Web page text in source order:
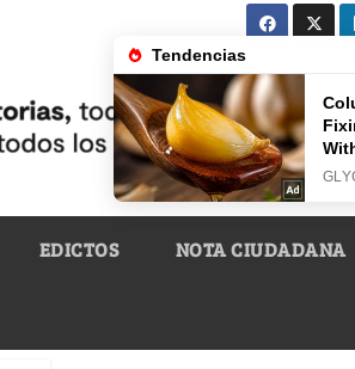
EDICTOS NOTA CIUDADANA